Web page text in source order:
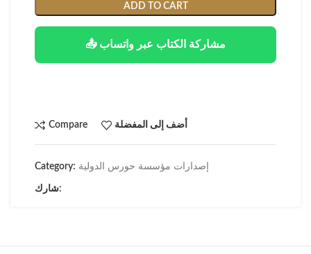
ADD TO CART
📤 مشاركة الكتاب عبر واتساب
Compare أضف إلى المفضلة
Category: إصدارات مؤسسة حورس الدولية
شارك: